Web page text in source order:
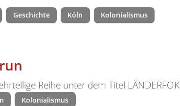
Geschichte Köln Kolonialismus
Reihe unter dem Titel
Kolonialismus